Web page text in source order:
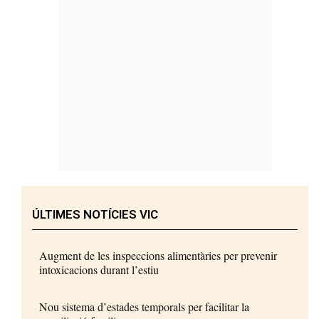
ÚLTIMES NOTÍCIES VIC
Augment de les inspeccions alimentàries per prevenir
intoxicacions durant l’estiu
Nou sistema d’estades temporals per facilitar la